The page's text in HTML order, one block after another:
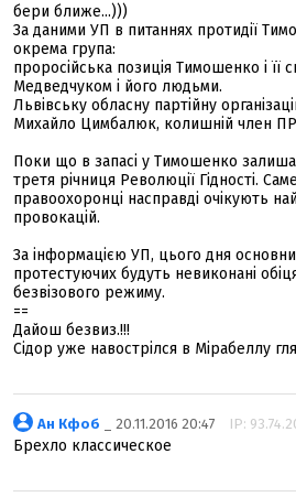
бери ближе...)))
За даними УП в питаннях протидії
окрема група:
проросійська позиція Тимошенко і її
Медведчуком і його людьми.
Львівську обласну партійну
Михайло Цимбалюк, колишній член ПР
Поки що в запасі у Тимошенко
третя річниця Революції Гідності.
правоохоронці насправді очікують
провокацій.
За інформацією УП, цього дня
протестуючих будуть невиконані
безвізового режиму.
==
Дайош безвиз.!!!
Сідор уже навострілся в Мірабеллу
Ан Кфоб _ 20.11.2016 20:47 IP:
Брехло классическое